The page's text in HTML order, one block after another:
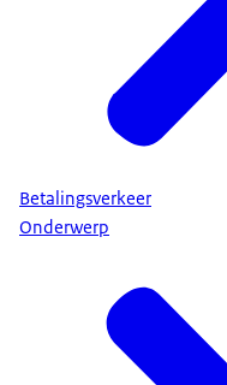
Betalingsverkeer
Onderwerp